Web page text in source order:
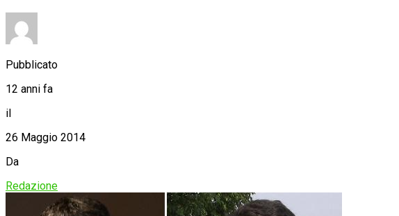
Pubblicato
12 anni fa
il
26 Maggio 2014
Da
Redazione